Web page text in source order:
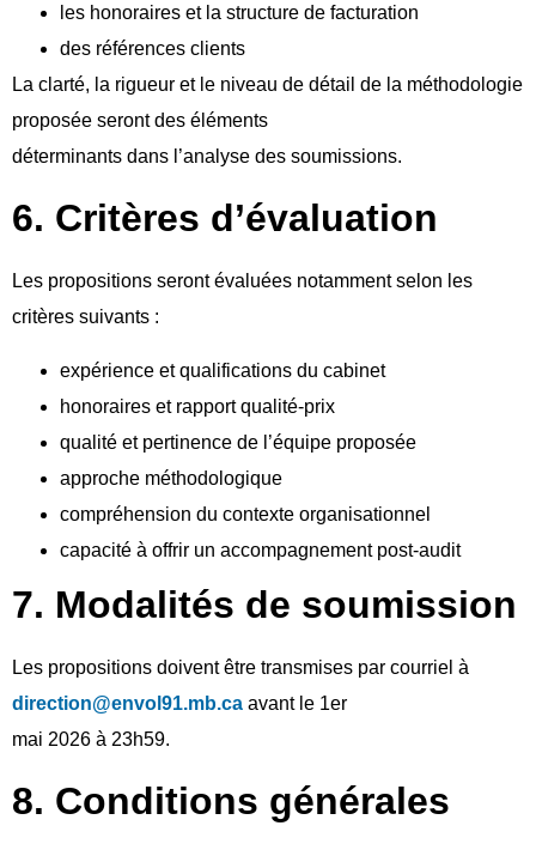
les honoraires et la structure de facturation
des références clients
La clarté, la rigueur et le niveau de détail de la méthodologie
proposée seront des éléments
déterminants dans l’analyse des soumissions.
6. Critères d’évaluation
Les propositions seront évaluées notamment selon les
critères suivants :
expérience et qualifications du cabinet
honoraires et rapport qualité-prix
qualité et pertinence de l’équipe proposée
approche méthodologique
compréhension du contexte organisationnel
capacité à offrir un accompagnement post-audit
7. Modalités de soumission
Les propositions doivent être transmises par courriel à
direction@envol91.mb.ca avant le 1er
mai 2026 à 23h59.
8. Conditions générales